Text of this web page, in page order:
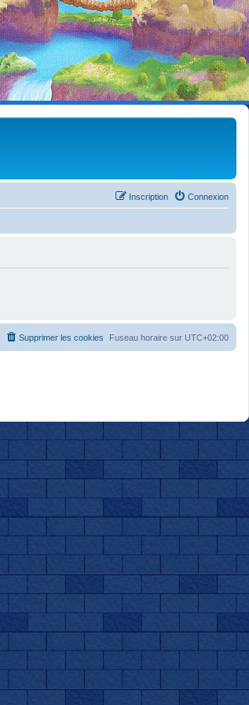
Connexion
Inscription
Fuseau horaire sur UTC+02:00
Supprimer les cookies